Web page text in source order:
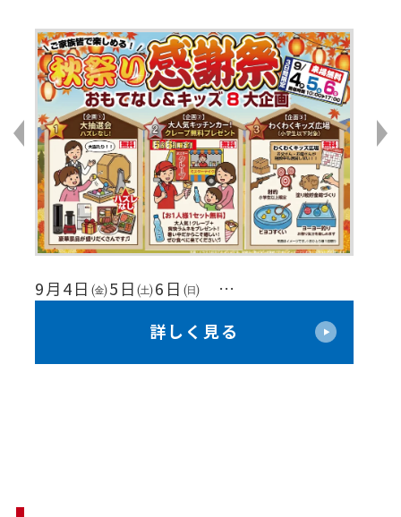
9月4日㈮5日㈯6日㈰ …
のお客様感謝祭り 開催！
詳しく見る